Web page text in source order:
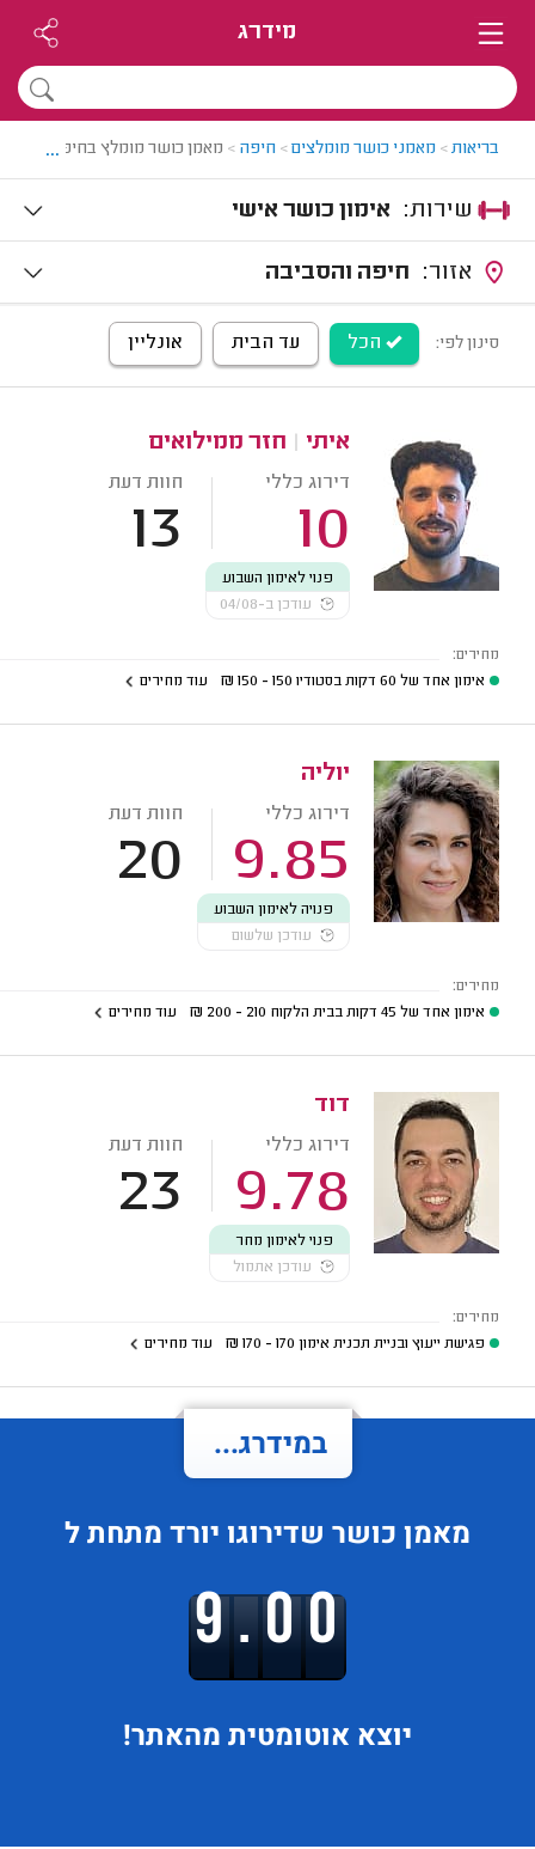
מידרג
בריאות> מאמני כושר מומלצים> חיפה > מאמן כושר מומלץ בחיפה...
אימון כושר אישי
חיפה והסביבה
סינון לפי: הכל עד הבית אונליין
איתי חזר ממילואים
דירוג כללי
10
חוות דעת
13
פנוי לאימון השבוע
עודכן ב-04/08
מחירים:
אימון אחד של 60 דקות בסטודיו
150 - 150
₪ עוד מחירים
יוליה
דירוג כללי
9.85
חוות דעת
20
פנויה לאימון השבוע
עודכן שלשום
מחירים:
אימון אחד של 45 דקות בבית הלקוח
210 - 200
₪ עוד מחירים
דוד
דירוג כללי
9.78
חוות דעת
23
פנוי לאימון מחר
עודכן אתמול
מחירים:
פגישת ייעוץ ובניית תכנית אימון 170 - 170
₪ עוד מחירים
במידרג...
מאמן כושר שדירוגו יורד מתחת ל
9.00
יוצא אוטומטית מהאתר!